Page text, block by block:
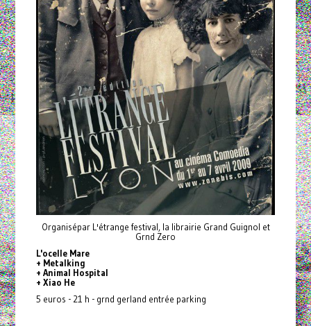
Organisépar L'étrange festival, la librairie Grand Guignol et
Grnd Zero
L'ocelle Mare
+ Metalking
+ Animal Hospital
+ Xiao He
5 euros - 21 h - grnd gerland entrée parking